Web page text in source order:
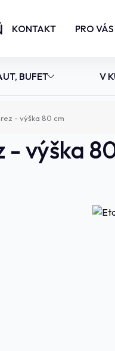
KONTAKT PRO VÁS
BUFET V
- výška 80 cm
- výška